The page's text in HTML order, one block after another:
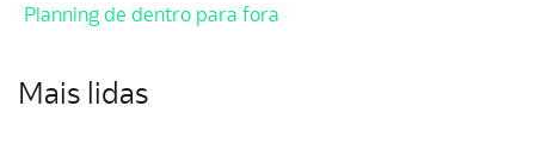
Planning de dentro para fora
Mais lidas